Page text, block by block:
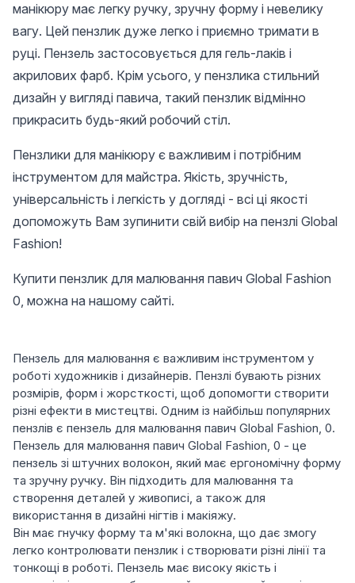
манікюру має легку ручку, зручну форму і невелику
вагу. Цей пензлик дуже легко і приємно тримати в
руці. Пензель застосовується для гель-лаків і
акрилових фарб. Крім усього, у пензлика стильний
дизайн у вигляді павича, такий пензлик відмінно
прикрасить будь-який робочий стіл.
Пензлики для манікюру є важливим і потрібним
інструментом для майстра. Якість, зручність,
універсальність і легкість у догляді - всі ці якості
допоможуть Вам зупинити свій вибір на пензлі Global
Fashion!
Купити пензлик для малювання павич Global Fashion
0, можна на нашому сайті.
Пензель для малювання є важливим інструментом у
роботі художників і дизайнерів. Пензлі бувають різних
розмірів, форм і жорсткості, щоб допомогти створити
різні ефекти в мистецтві. Одним із найбільш популярних
пензлів є пензель для малювання павич Global Fashion, 0.
Пензель для малювання павич Global Fashion, 0 - це
пензель зі штучних волокон, який має ергономічну форму
та зручну ручку. Він підходить для малювання та
створення деталей у живописі, а також для
використання в дизайні нігтів і макіяжу.
Він має гнучку форму та м'які волокна, що дає змогу
легко контролювати пензлик і створювати різні лінії та
тонкощі в роботі. Пензель має високу якість і